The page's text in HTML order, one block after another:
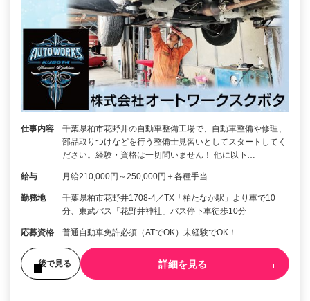
仕事内容
千葉県柏市花野井の自動車整備工場で、自動車整備や修理、
部品取りつけなどを行う整備士見習いとしてスタートしてく
ださい。経験・資格は一切問いません！ 他に以下…
給与 月給210,000円～250,000円＋各種手当
勤務地
千葉県柏市花野井1708-4／TX「柏たなか駅」より車で10
分、東武バス「花野井神社」バス停下車徒歩10分
応募資格 普通自動車免許必須（ATでOK）未経験でOK！
後で見る 詳細を見る